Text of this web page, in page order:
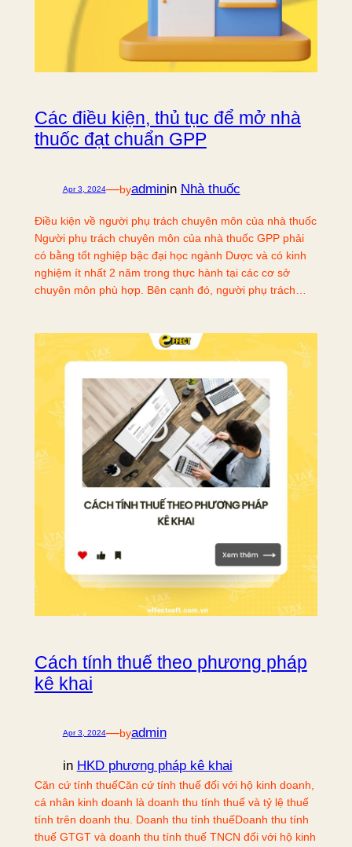
Các điều kiện, thủ tục để mở nhà
thuốc đạt chuẩn GPP
Apr 3, 2024—byadminin Nhà thuốc
Điều kiện về người phụ trách chuyên môn của nhà thuốc
Người phụ trách chuyên môn của nhà thuốc GPP phải
có bằng tốt nghiệp bậc đại học ngành Dược và có kinh
nghiệm ít nhất 2 năm trong thực hành tại các cơ sở
chuyên môn phù hợp. Bên cạnh đó, người phụ trách…
Cách tính thuế theo phương pháp
kê khai
Apr 3, 2024—byadmin
in HKD phương pháp kê khai
Căn cứ tính thuếCăn cứ tính thuế đối với hộ kinh doanh,
cá nhân kinh doanh là doanh thu tính thuế và tỷ lệ thuế
tính trên doanh thu. Doanh thu tính thuếDoanh thu tính
thuế GTGT và doanh thu tính thuế TNCN đối với hộ kinh